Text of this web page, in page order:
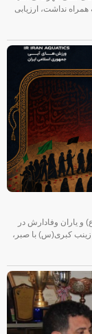
همراه نداشت، ارزیابی
و یاران وفادارش در
کبری(س) با صبر،